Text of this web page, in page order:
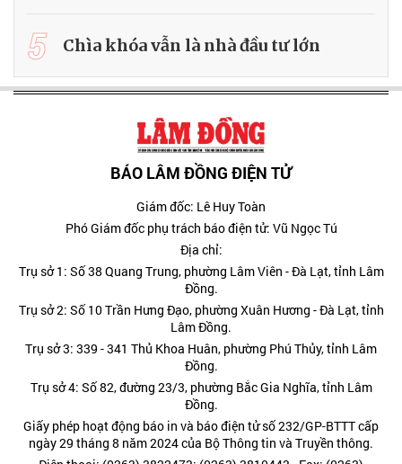
5 Chìa khóa vẫn là nhà đầu tư lớn
BÁO LÂM ĐỒNG ĐIỆN TỬ
Giám đốc: Lê Huy Toàn
Phó Giám đốc phụ trách báo điện tử: Vũ Ngọc Tú
Địa chỉ:
Trụ sở 1: Số 38 Quang Trung, phường Lâm Viên - Đà Lạt, tỉnh Lâm
Đồng.
Trụ sở 2: Số 10 Trần Hưng Đạo, phường Xuân Hương - Đà Lạt, tỉnh
Lâm Đồng.
Trụ sở 3: 339 - 341 Thủ Khoa Huân, phường Phú Thủy, tỉnh Lâm
Đồng.
Trụ sở 4: Số 82, đường 23/3, phường Bắc Gia Nghĩa, tỉnh Lâm
Đồng.
Giấy phép hoạt động báo in và báo điện tử số 232/GP-BTTT cấp
ngày 29 tháng 8 năm 2024 của Bộ Thông tin và Truyền thông.